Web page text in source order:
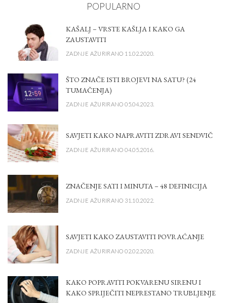
POPULARNO
KAŠALJ – VRSTE KAŠLJA I KAKO GA
ZAUSTAVITI
ZADNJE AŽURIRANO 11.02.2020.
ŠTO ZNAČE ISTI BROJEVI NA SATU? (24
TUMAČENJA)
ZADNJE AŽURIRANO 05.04.2023.
SAVJETI KAKO NAPRAVITI ZDRAVI SENDVIČ
ZADNJE AŽURIRANO 04.05.2016.
ZNAČENJE SATI I MINUTA – 48 DEFINICIJA
ZADNJE AŽURIRANO 31.10.2022.
SAVJETI KAKO ZAUSTAVITI POVRAĆANJE
ZADNJE AŽURIRANO 02.02.2020.
KAKO POPRAVITI POKVARENU SIRENU I
KAKO SPRIJEČITI NEPRESTANO TRUBLJENJE